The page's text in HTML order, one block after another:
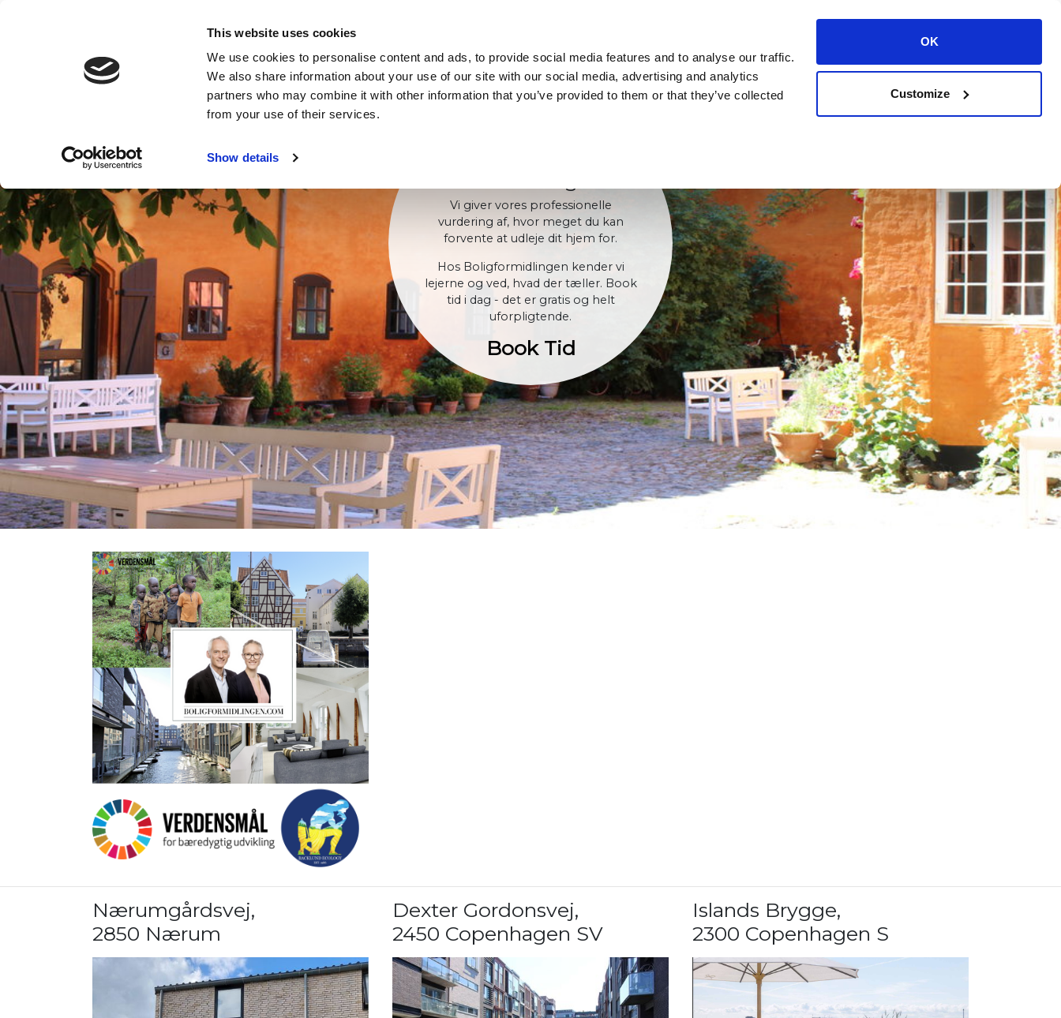
This website uses cookies
We use cookies to personalise content and ads, to provide social media features and to analyse our traffic.
We also share information about your use of our site with our social media, advertising and analytics
partners who may combine it with other information that you’ve provided to them or that they’ve collected
from your use of their services.
Show details
OK
Customize
HOMES FOR RENT ABOUT US
Vi giver vores professionelle
vurdering af, hvor meget du kan
forvente at udleje dit hjem for.
Hos Boligformidlingen kender vi
lejerne og ved, hvad der tæller. Book
tid i dag - det er gratis og helt
uforpligtende.
Book Tid
Nærumgårdsvej,
2850 Nærum
Dexter Gordonsvej,
2450 Copenhagen SV
Islands Brygge,
2300 Copenhagen S